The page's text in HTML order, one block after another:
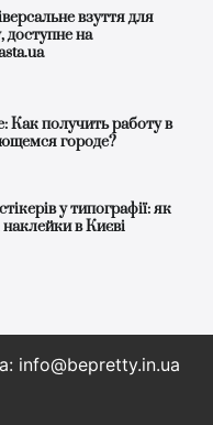
взуття для
доступне на
Как получить работу в
городе?
у типографії: як
в Києві
info@bepretty.in.ua